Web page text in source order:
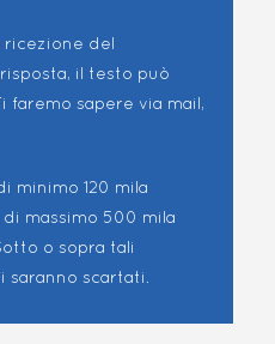
ricezione del
il testo può
faremo sapere via mail,
minimo 120 mila
massimo 500 mila
o sopra tali
scartati.